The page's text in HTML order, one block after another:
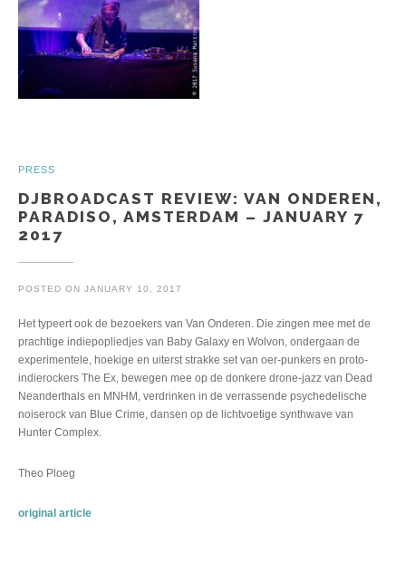
PRESS
DJBROADCAST REVIEW: VAN ONDEREN,
PARADISO, AMSTERDAM – JANUARY 7
2017
POSTED ON JANUARY 10, 2017
Het typeert ook de bezoekers van Van Onderen. Die zingen mee met de
prachtige indiepopliedjes van Baby Galaxy en Wolvon, ondergaan de
experimentele, hoekige en uiterst strakke set van oer-punkers en proto-
indierockers The Ex, bewegen mee op de donkere drone-jazz van Dead
Neanderthals en MNHM, verdrinken in de verrassende psychedelische
noiserock van Blue Crime, dansen op de lichtvoetige synthwave van
Hunter Complex.
Theo Ploeg
original article